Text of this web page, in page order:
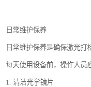
日常维护保养
日常维护保养是确保激光打
每天使用设备前，操作人员
1. 清洁光学镜片